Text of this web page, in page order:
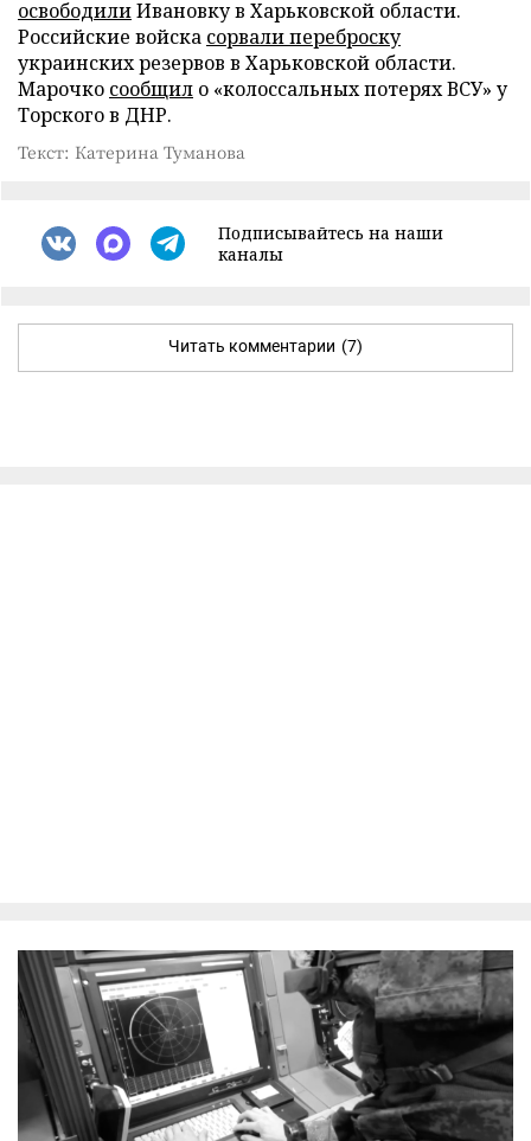
освободилиИвановку в Харьковской области.
Российские войска сорвали переброску
украинских резервов в Харьковской области.
Марочко сообщил о «колоссальных потерях ВСУ» у
Торского в ДНР.
Текст: Катерина Туманова
Подписывайтесь на наши
каналы
Читать комментарии (7)